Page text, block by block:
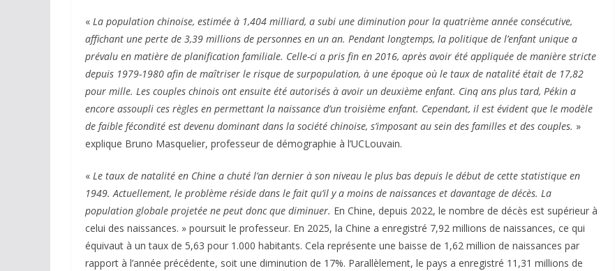
« La population chinoise, estimée à 1,404 milliard, a subi une diminution pour la quatrième année consécutive,
affichant une perte de 3,39 millions de personnes en un an. Pendant longtemps, la politique de l’enfant unique a
prévalu en matière de planification familiale. Celle-ci a pris fin en 2016, après avoir été appliquée de manière stricte
depuis 1979-1980 afin de maîtriser le risque de surpopulation, à une époque où le taux de natalité était de 17,82
pour mille. Les couples chinois ont ensuite été autorisés à avoir un deuxième enfant. Cinq ans plus tard, Pékin a
encore assoupli ces règles en permettant la naissance d’un troisième enfant. Cependant, il est évident que le modèle
de faible fécondité est devenu dominant dans la société chinoise, s’imposant au sein des familles et des couples. »
explique Bruno Masquelier, professeur de démographie à l’UCLouvain.
« Le taux de natalité en Chine a chuté l’an dernier à son niveau le plus bas depuis le début de cette statistique en
1949. Actuellement, le problème réside dans le fait qu’il y a moins de naissances et davantage de décès. La
population globale projetée ne peut donc que diminuer. En Chine, depuis 2022, le nombre de décès est supérieur à
celui des naissances. » poursuit le professeur. En 2025, la Chine a enregistré 7,92 millions de naissances, ce qui
équivaut à un taux de 5,63 pour 1.000 habitants. Cela représente une baisse de 1,62 million de naissances par
rapport à l’année précédente, soit une diminution de 17%. Parallèlement, le pays a enregistré 11,31 millions de